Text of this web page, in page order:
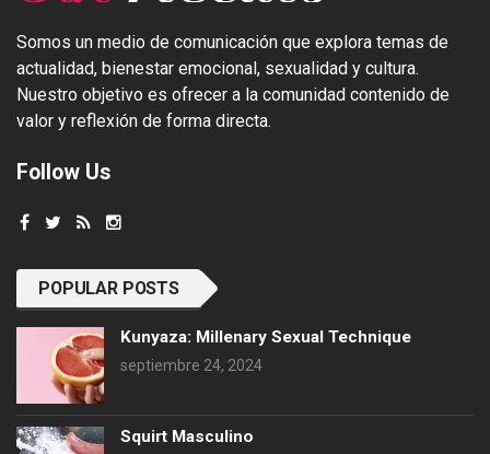
Somos un medio de comunicación que explora temas de
actualidad, bienestar emocional, sexualidad y cultura.
Nuestro objetivo es ofrecer a la comunidad contenido de
valor y reflexión de forma directa.
Follow Us
POPULAR POSTS
Kunyaza: Millenary Sexual Technique
septiembre 24, 2024
Squirt Masculino